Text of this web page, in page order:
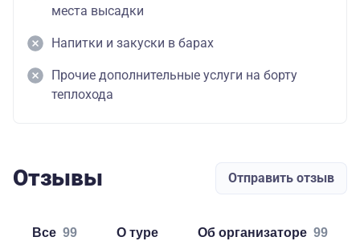
места высадки
Напитки и закуски в барах
Прочие дополнительные услуги на борту
теплохода
Отзывы Отправить отзыв
Все 99 о туре об организаторе 99